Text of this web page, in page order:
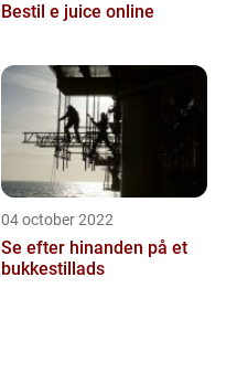
Bestil e juice online
04 october 2022
Se efter hinanden på et
bukkestillads